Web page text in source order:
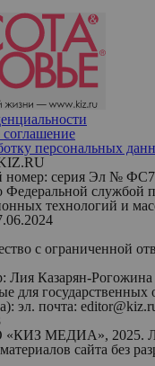
соглашение
персональных
номер: серия Эл №
Федеральной службой
технологий и
с ограниченной
Лия Казарян-Рогожина
для государственных
эл. почта:
«КИЗ МЕДИА», 2025.
сайта без